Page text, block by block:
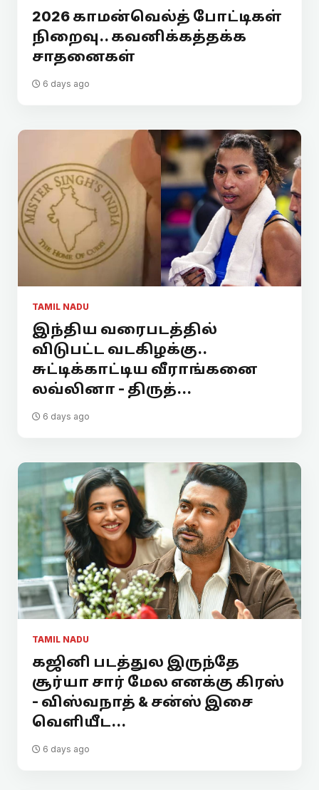
2026 காமன்வெல்த் போட்டிகள்
நிறைவு.. கவனிக்கத்தக்க
சாதனைகள்
6 days ago
TAMIL NADU
இந்திய வரைபடத்தில்
விடுபட்ட வடகிழக்கு..
சுட்டிக்காட்டிய வீராங்கனை
லவ்லினா - திருத்...
6 days ago
TAMIL NADU
கஜினி படத்துல இருந்தே
சூர்யா சார் மேல எனக்கு கிரஸ்
- விஸ்வநாத் & சன்ஸ் இசை
வெளியீட...
6 days ago